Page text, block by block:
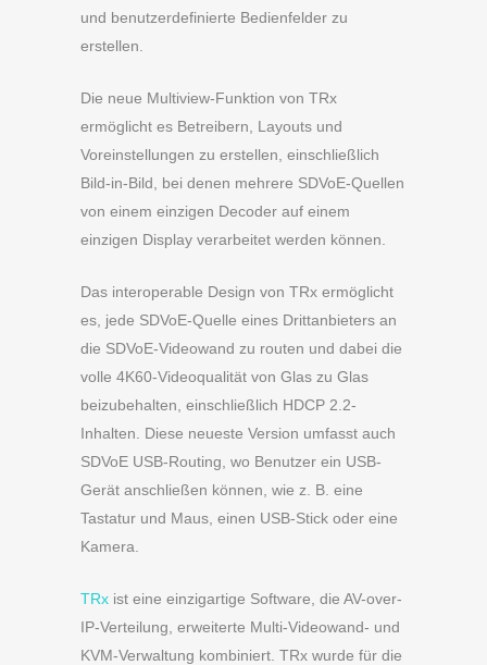
und benutzerdefinierte Bedienfelder zu
erstellen.
Die neue Multiview-Funktion von TRx
ermöglicht es Betreibern, Layouts und
Voreinstellungen zu erstellen, einschließlich
Bild-in-Bild, bei denen mehrere SDVoE-Quellen
von einem einzigen Decoder auf einem
einzigen Display verarbeitet werden können.
Das interoperable Design von TRx ermöglicht
es, jede SDVoE-Quelle eines Drittanbieters an
die SDVoE-Videowand zu routen und dabei die
volle 4K60-Videoqualität von Glas zu Glas
beizubehalten, einschließlich HDCP 2.2-
Inhalten. Diese neueste Version umfasst auch
SDVoE USB-Routing, wo Benutzer ein USB-
Gerät anschließen können, wie z. B. eine
Tastatur und Maus, einen USB-Stick oder eine
Kamera.
TRx ist eine einzigartige Software, die AV-over-
IP-Verteilung, erweiterte Multi-Videowand- und
KVM-Verwaltung kombiniert. TRx wurde für die